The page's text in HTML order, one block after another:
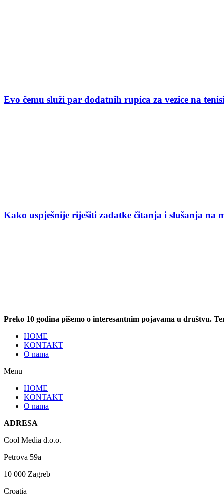
Evo čemu služi par dodatnih rupica za vezice na
Kako uspješnije riješiti zadatke čitanja i slušanja na
Preko 10 godina pišemo o interesantnim pojavama u društvu.
HOME
KONTAKT
O nama
Menu
HOME
KONTAKT
O nama
ADRESA
Cool Media d.o.o.
Petrova 59a
10 000 Zagreb
Croatia